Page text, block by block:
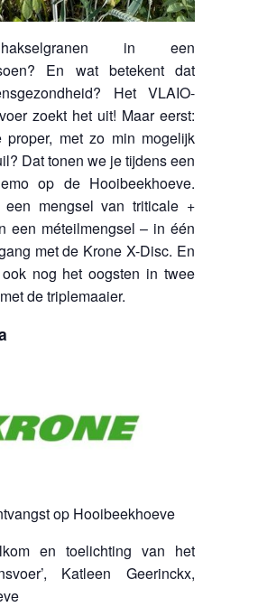
in een
En wat betekent dat
Het VLAIO-
zoekt het uit! Maar eerst:
proper, met zo min mogelijk
Dat tonen we je tijdens een
op de Hooibeekhoeve.
een mengsel van triticale +
een méteilmengsel – in één
met de Krone X-Disc. En
nog het oogsten in twee
de triplemaaier.
op Hooibeekhoeve
en toelichting van het
Katleen Geerinckx,